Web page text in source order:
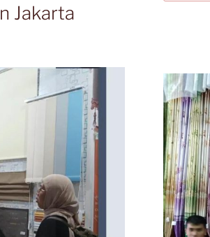
Jakarta